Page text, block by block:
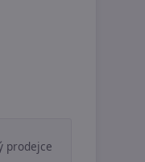
prodejce